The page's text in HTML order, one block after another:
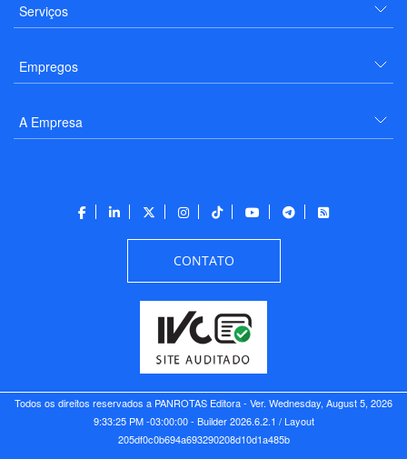
Serviços
Empregos
A Empresa
CONTATO
Todos os direitos reservados a PANROTAS Editora - Ver. Wednesday, August 5, 2026
9:33:25 PM -03:00:00 - Builder 2026.6.2.1 / Layout
205df0c0b694a693290208d10d1a485b